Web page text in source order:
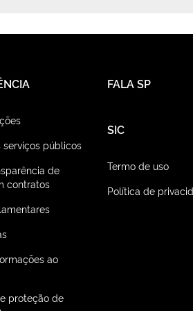
serviços públicos
de
contratos
ao
proteção de
FALA SP
SIC
Termo de uso
Política de